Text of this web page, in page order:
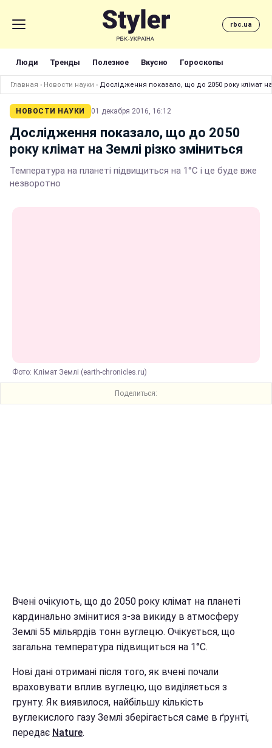
rbc.ua
Люди Тренды Полезное Вкусно Гороскопы
Главная › Новости науки › Дослідження показало, що до 2050 року клімат на
НОВОСТИ НАУКИ 01 декабря 2016, 16:12
Дослідження показало, що до 2050
року клімат на Землі різко зміниться
Температура на планеті підвищиться на 1°C і це буде вже
незворотно
Фото: Клімат Землі (earth-chronicles.ru)
Поделиться:
Вчені очікують, що до 2050 року клімат на планеті
кардинально змінитися з-за викиду в атмосферу
Землі 55 мільярдів тонн вуглецю. Очікується, що
загальна температура підвищиться на 1°C.
Нові дані отримані після того, як вчені почали
враховувати вплив вуглецю, що виділяється з
грунту. Як виявилося, найбільшу кількість
вуглекислого газу Землі зберігається саме в ґрунті,
передає Nature.